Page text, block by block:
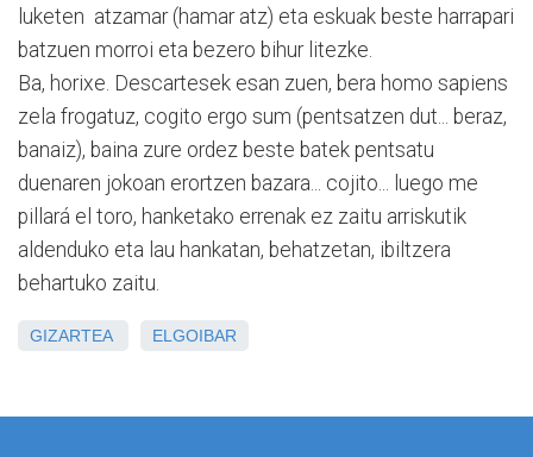
luketen atzamar (hamar atz) eta eskuak beste harrapari
batzuen morroi eta bezero bihur litezke.
Ba, horixe. Descartesek esan zuen, bera homo sapiens
zela frogatuz, cogito ergo sum (pentsatzen dut... beraz,
banaiz), baina zure ordez beste batek pentsatu
duenaren jokoan erortzen bazara... cojito... luego me
pillará el toro, hanketako errenak ez zaitu arriskutik
aldenduko eta lau hankatan, behatzetan, ibiltzera
behartuko zaitu.
GIZARTEA ELGOIBAR